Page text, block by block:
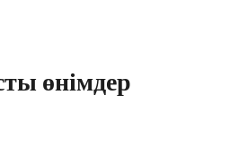
өнімдер